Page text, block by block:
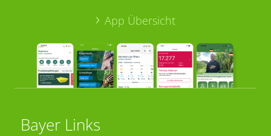
App Übersicht
Bayer Links